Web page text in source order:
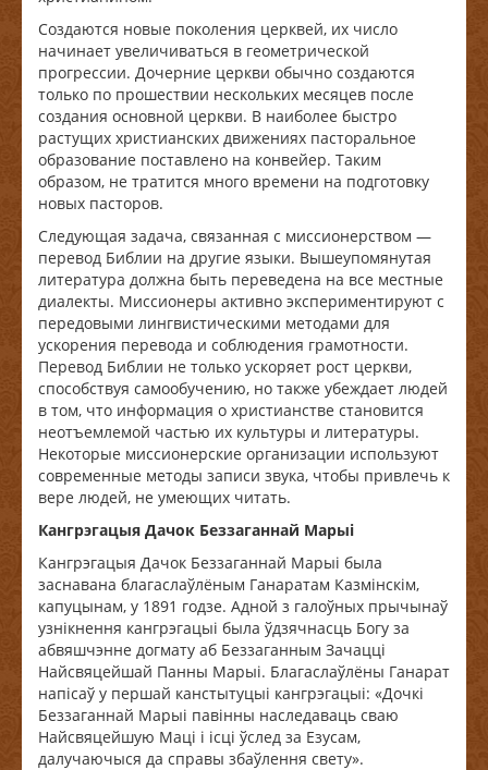
Создаются новые поколения церквей, их число
начинает увеличиваться в геометрической
прогрессии. Дочерние церкви обычно создаются
только по прошествии нескольких месяцев после
создания основной церкви. В наиболее быстро
растущих христианских движениях пасторальное
образование поставлено на конвейер. Таким
образом, не тратится много времени на подготовку
новых пасторов.
Следующая задача, связанная с миссионерством —
перевод Библии на другие языки. Вышеупомянутая
литература должна быть переведена на все местные
диалекты. Миссионеры активно экспериментируют с
передовыми лингвистическими методами для
ускорения перевода и соблюдения грамотности.
Перевод Библии не только ускоряет рост церкви,
способствуя самообучению, но также убеждает людей
в том, что информация о христианстве становится
неотъемлемой частью их культуры и литературы.
Некоторые миссионерские организации используют
современные методы записи звука, чтобы привлечь к
вере людей, не умеющих читать.
Кангрэгацыя Дачок Беззаганнай Марыі
Кангрэгацыя Дачок Беззаганнай Марыі была
заснавана благаслаўлёным Ганаратам Казмінскім,
капуцынам, у 1891 годзе. Адной з галоўных прычынаў
узнікнення кангрэгацыі была ўдзячнасць Богу за
абвяшчэнне догмату аб Беззаганным Зачацці
Найсвяцейшай Панны Марыі. Благаслаўлёны Ганарат
напісаў у першай канстытуцыі кангрэгацыі: «Дочкі
Беззаганнай Марыі павінны наследаваць сваю
Найсвяцейшую Маці і ісці ўслед за Езусам,
далучаючыся да справы збаўлення свету».